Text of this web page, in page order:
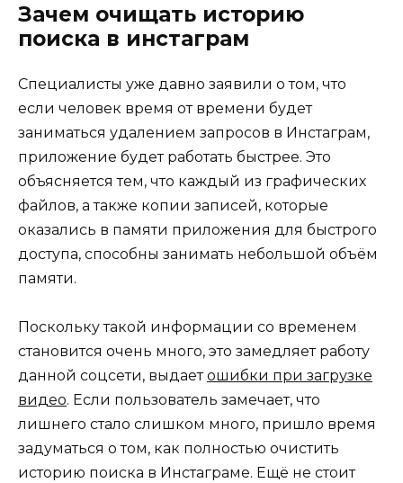
Зачем очищать историю
поиска в инстаграм
Специалисты уже давно заявили о том, что
если человек время от времени будет
заниматься удалением запросов в Инстаграм,
приложение будет работать быстрее. Это
объясняется тем, что каждый из графических
файлов, а также копии записей, которые
оказались в памяти приложения для быстрого
доступа, способны занимать небольшой объём
памяти.
Поскольку такой информации со временем
становится очень много, это замедляет работу
данной соцсети, выдаетошибки при загрузке
видео. Если пользователь замечает, что
лишнего стало слишком много, пришло время
задуматься о том, как полностью очистить
историю поиска в Инстаграме. Ещё не стоит